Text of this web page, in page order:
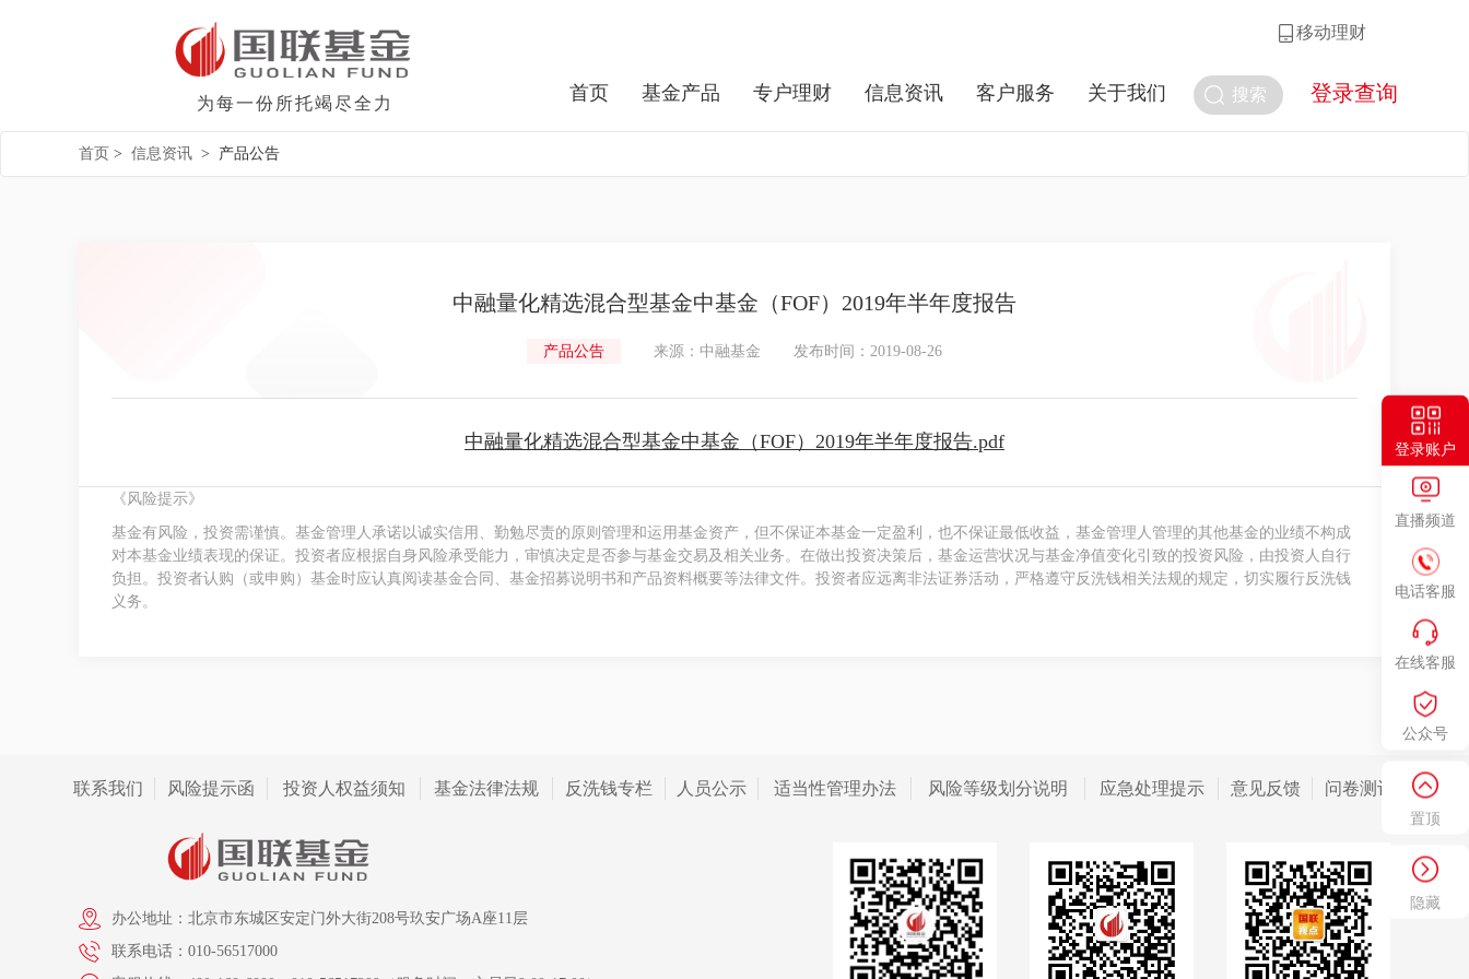
登录账户
直播频道
电话客服
在线客服
公众号
置顶
隐藏
移动理财
为每一份所托竭尽全力 搜索 登录查询
首页 基金产品 专户理财 信息资讯 客户服务 关于我们
首页 > 信息资讯 > 产品公告
中融量化精选混合型基金中基金（FOF）2019年半年度报告
产品公告 来源：中融基金 发布时间：2019-08-26
中融量化精选混合型基金中基金（FOF）2019年半年度报告.pdf
《风险提示》
基金有风险，投资需谨慎。基金管理人承诺以诚实信用、勤勉尽责的原则管理和运用基金资产，但不保证本基金一定盈利，也不保证最低收益，基金管理人管理的其他基金的业绩不构成
对本基金业绩表现的保证。投资者应根据自身风险承受能力，审慎决定是否参与基金交易及相关业务。在做出投资决策后，基金运营状况与基金净值变化引致的投资风险，由投资人自行
负担。投资者认购（或申购）基金时应认真阅读基金合同、基金招募说明书和产品资料概要等法律文件。投资者应远离非法证券活动，严格遵守反洗钱相关法规的规定，切实履行反洗钱
义务。
联系我们 风险提示函 投资人权益须知 基金法律法规 反洗钱专栏 人员公示 适当性管理办法 风险等级划分说明 应急处理提示 意见反馈 问卷测评
办公地址：北京市东城区安定门外大街208号玖安广场A座11层
联系电话：010-56517000